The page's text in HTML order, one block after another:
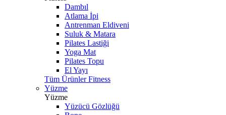
Dambıl
Atlama İpi
Antrenman Eldiveni
Suluk & Matara
Pilates Lastiği
Yoga Mat
Pilates Topu
El Yayı
Tüm Ürünler Fitness
Yüzme
Yüzme
Yüzücü Gözlüğü